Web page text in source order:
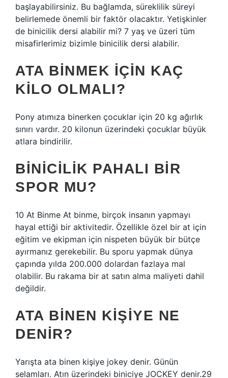
başlayabilirsiniz. Bu bağlamda, süreklilik süreyi
belirlemede önemli bir faktör olacaktır. Yetişkinler
de binicilik dersi alabilir mi? 7 yaş ve üzeri tüm
misafirlerimiz bizimle binicilik dersi alabilir.
ATA BINMEK IÇIN KAÇ
KILO OLMALI?
Pony atımıza binerken çocuklar için 20 kg ağırlık
sınırı vardır. 20 kilonun üzerindeki çocuklar büyük
atlara bindirilir.
BINICILIK PAHALI BIR
SPOR MU?
10 At Binme At binme, birçok insanın yapmayı
hayal ettiği bir aktivitedir. Özellikle özel bir at için
eğitim ve ekipman için nispeten büyük bir bütçe
ayırmanız gerekebilir. Bu sporu yapmak dünya
çapında yılda 200.000 dolardan fazlaya mal
olabilir. Bu rakama bir at satın alma maliyeti dahil
değildir.
ATA BINEN KIŞIYE NE
DENIR?
Yarışta ata binen kişiye jokey denir. Günün
selamları. Atın üzerindeki biniciye JOCKEY denir.29